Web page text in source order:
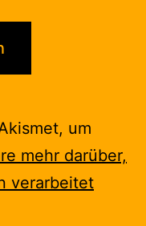
um
mehr darüber,
verarbeitet